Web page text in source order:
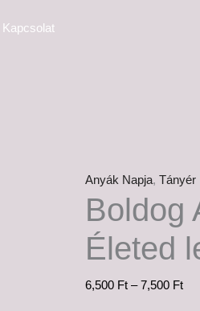
Kapcsolat
Anyák Napja, Tányér
Boldog
Életed
6,500 Ft – 7,500 Ft